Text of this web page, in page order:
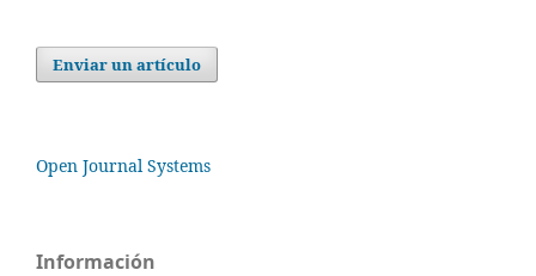
Enviar un artículo
Open Journal Systems
Información